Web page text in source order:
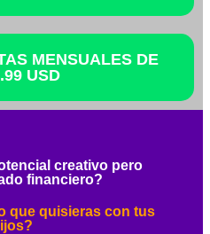
MENSUALES DE
USD
creativo pero
financiero?
que quisieras con tus